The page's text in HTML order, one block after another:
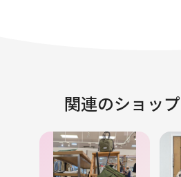
関連のショッ